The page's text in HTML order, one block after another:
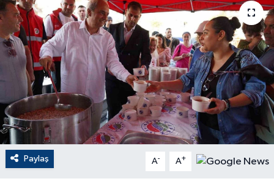
Paylaş A- A+
EĞİTİM
EKONOMİ
English News
Finans
Flaş Haber